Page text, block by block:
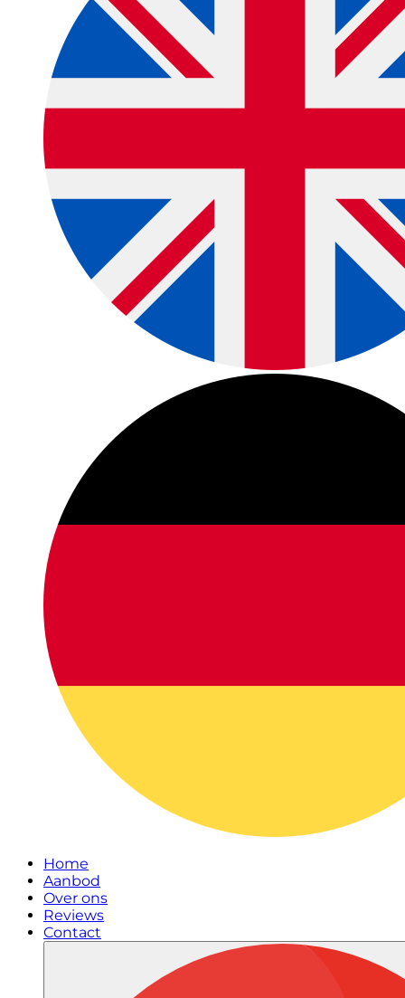
Home
Aanbod
Over ons
Reviews
Contact